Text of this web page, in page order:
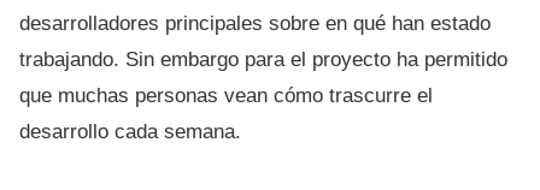
desarrolladores principales sobre en qué han estado
trabajando. Sin embargo para el proyecto ha permitido
que muchas personas vean cómo trascurre el
desarrollo cada semana.